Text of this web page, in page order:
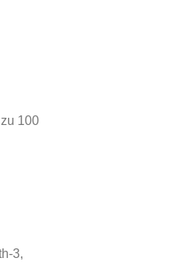
100
3,